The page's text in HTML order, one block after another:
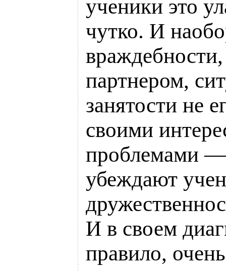
ученики это
чутко. И
партнером,
занятости не
своими
проблемами —
убеждают
И в своем
правило,